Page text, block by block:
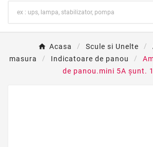
Acasa Scule si Unelte
masura
Indicatoare de panou
de panou.mini 5A șunt.